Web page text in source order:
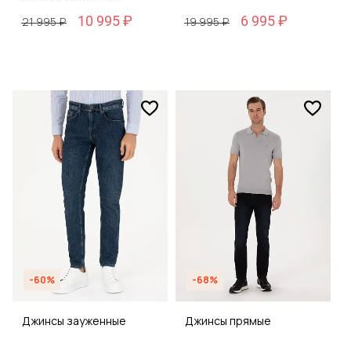
21 995 ₽
10 995 ₽ 19 995 ₽ 6 995 ₽
-60%
Джинсы зауженные
-68%
Джинсы прямые